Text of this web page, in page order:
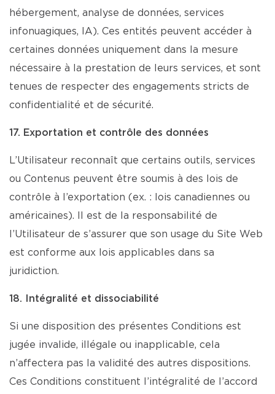
hébergement, analyse de données, services
infonuagiques, IA). Ces entités peuvent accéder à
certaines données uniquement dans la mesure
nécessaire à la prestation de leurs services, et sont
tenues de respecter des engagements stricts de
confidentialité et de sécurité.
17. Exportation et contrôle des données
L’Utilisateur reconnaît que certains outils, services
ou Contenus peuvent être soumis à des lois de
contrôle à l’exportation (ex. : lois canadiennes ou
américaines). Il est de la responsabilité de
l’Utilisateur de s’assurer que son usage du Site Web
est conforme aux lois applicables dans sa
juridiction.
18. Intégralité et dissociabilité
Si une disposition des présentes Conditions est
jugée invalide, illégale ou inapplicable, cela
n’affectera pas la validité des autres dispositions.
Ces Conditions constituent l’intégralité de l’accord